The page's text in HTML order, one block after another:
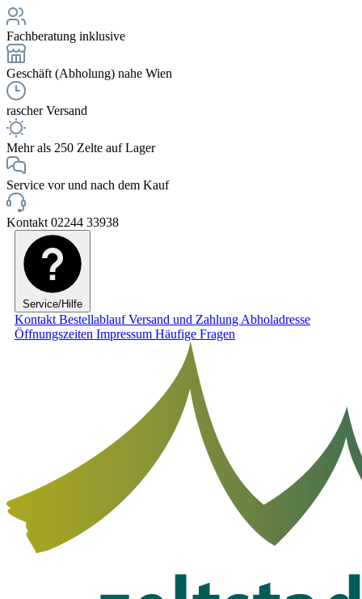
Fachberatung inklusive
Geschäft (Abholung) nahe Wien
rascher Versand
Mehr als 250 Zelte auf Lager
Service vor und nach dem Kauf
Kontakt 02244 33938
Service/Hilfe
Kontakt BestellablaufVersand und Zahlung Abholadresse
Öffnungszeiten Impressum Häufige Fragen